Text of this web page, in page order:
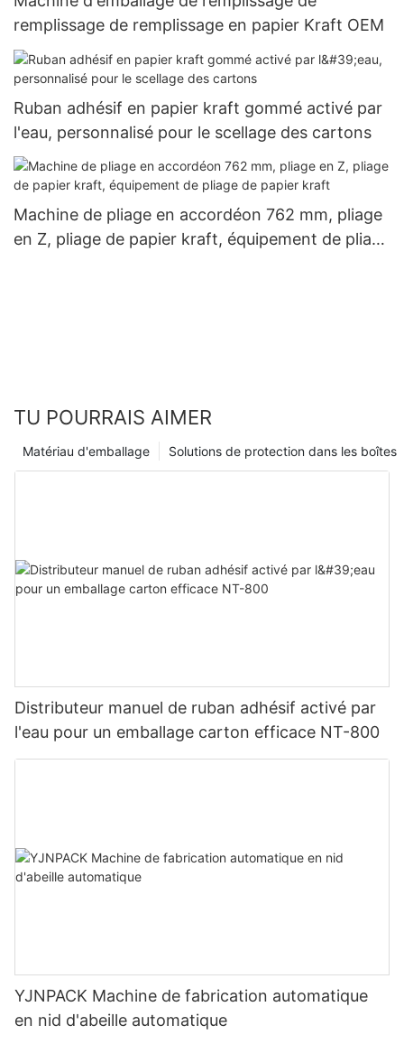
remplissage de remplissage en papier Kraft OEM
Ruban adhésif en papier kraft gommé activé par
l'eau, personnalisé pour le scellage des cartons
Machine de pliage en accordéon 762 mm, pliage
en Z, pliage de papier kraft, équipement de pliage
TU POURRAIS AIMER
Solutions de protection dans les boîtes
Matériau d'emballage
Distributeur manuel de ruban adhésif activé par
l'eau pour un emballage carton efficace NT-800
YJNPACK Machine de fabrication automatique
en nid d'abeille automatique